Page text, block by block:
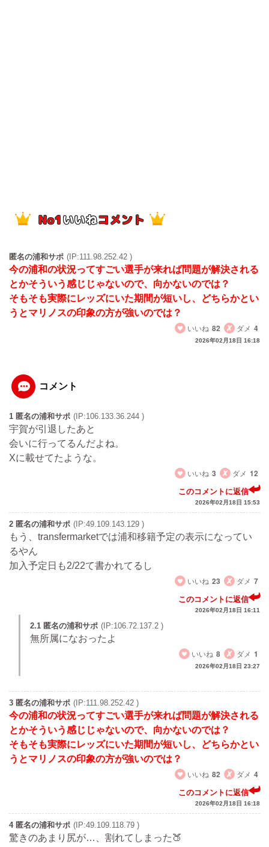
匿名の浦和サポ (IP:111.98.252.42 )
今の浦和の状況ってすごい選手が来れば問題が解決される
とかそういう感じじゃないので、向かないのでは？
そもそも実際にレッズにいた期間が短いし、どちらかとい
うとマリノスの印象の方が強いのでは？
いいね 82 ダメ 4
2026年02月18日 16:18
コメント
1 匿名の浦和サポ (IP:106.133.36.244 )
宇賀が引退したあと
会いに行ってるんだよね。
Xに載せてたような。
いいね 3 ダメ 12
このコメントに返信
2026年02月18日 15:53
2 匿名の浦和サポ (IP:49.109.143.129 )
もう、transfermarketでは浦和移籍予定の表示になってい
るやん
加入予定日も2/22て書かれてるし
いいね 23 ダメ 7
このコメントに返信
2026年02月18日 16:11
2.1 匿名の浦和サポ (IP:106.72.137.2 )
無所属になおったよ
いいね 8 ダメ 1
2026年02月18日 23:27
3 匿名の浦和サポ (IP:111.98.252.42 )
今の浦和の状況ってすごい選手が来れば問題が解決される
とかそういう感じじゃないので、向かないのでは？
そもそも実際にレッズにいた期間が短いし、どちらかとい
うとマリノスの印象の方が強いのでは？
いいね 82 ダメ 4
このコメントに返信
2026年02月18日 16:18
4 匿名の浦和サポ (IP:49.109.118.79 )
驚きのあまり尻が…、割れてしまった🍑